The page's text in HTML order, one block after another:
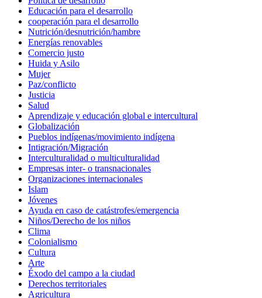
Educación para el desarrollo
cooperación para el desarrollo
Nutrición/desnutrición/hambre
Energías renovables
Comercio justo
Huida y Asilo
Mujer
Paz/conflicto
Justicia
Salud
Aprendizaje y educación global e intercultural
Globalización
Pueblos indígenas/movimiento indígena
Intigración/Migración
Interculturalidad o multiculturalidad
Empresas inter- o transnacionales
Organizaciones internacionales
Islam
Jóvenes
Ayuda en caso de catástrofes/emergencia
Niños/Derecho de los niños
Clima
Colonialismo
Cultura
Arte
Éxodo del campo a la ciudad
Derechos territoriales
Agricultura